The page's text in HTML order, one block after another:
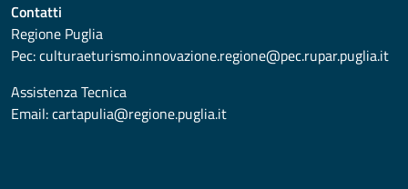
Contatti
Regione Puglia
Pec:culturaeturismo.innovazione.regione@pec.rupar.puglia.it
Assistenza Tecnica
Email:cartapulia@regione.puglia.it